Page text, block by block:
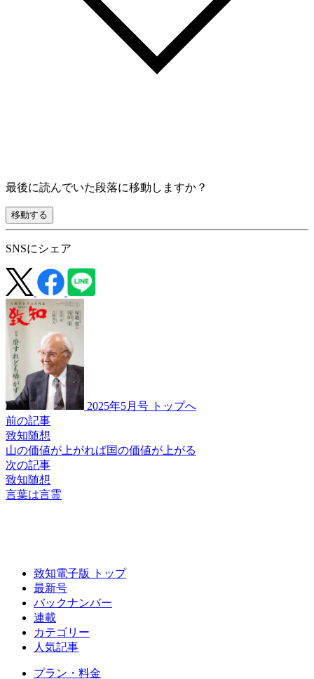
最後に読んでいた段落に移動しますか？
移動する
SNSにシェア
2025年5月号 トップへ
前の記事
致知随想
山の価値が上がれば国の価値が上がる
次の記事
致知随想
言葉は言霊
致知電子版 トップ
最新号
バックナンバー
連載
カテゴリー
人気記事
プラン・料金